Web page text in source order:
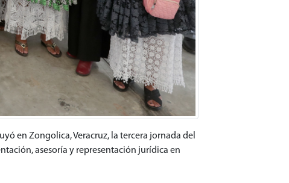
en Zongolica, Veracruz, la tercera jornada del
asesoría y representación jurídica en